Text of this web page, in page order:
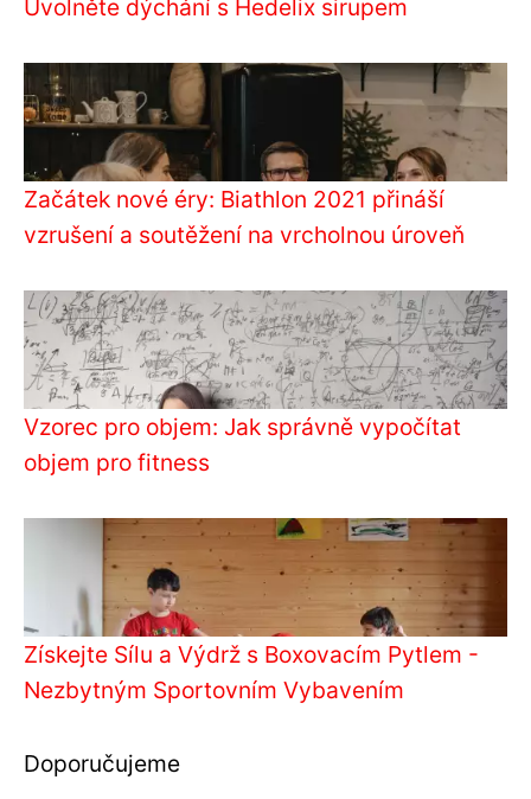
Uvolněte dýchání s Hedelix sirupem
Začátek nové éry: Biathlon 2021 přináší
vzrušení a soutěžení na vrcholnou úroveň
Vzorec pro objem: Jak správně vypočítat
objem pro fitness
Získejte Sílu a Výdrž s Boxovacím Pytlem -
Nezbytným Sportovním Vybavením
Doporučujeme